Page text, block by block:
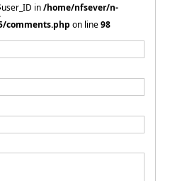
in/home/nfsever/n-
comments.php on line98